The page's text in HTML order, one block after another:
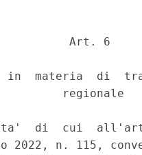
Art. 6
in  materia  di
regionale
di  cui
2022, n. 115,